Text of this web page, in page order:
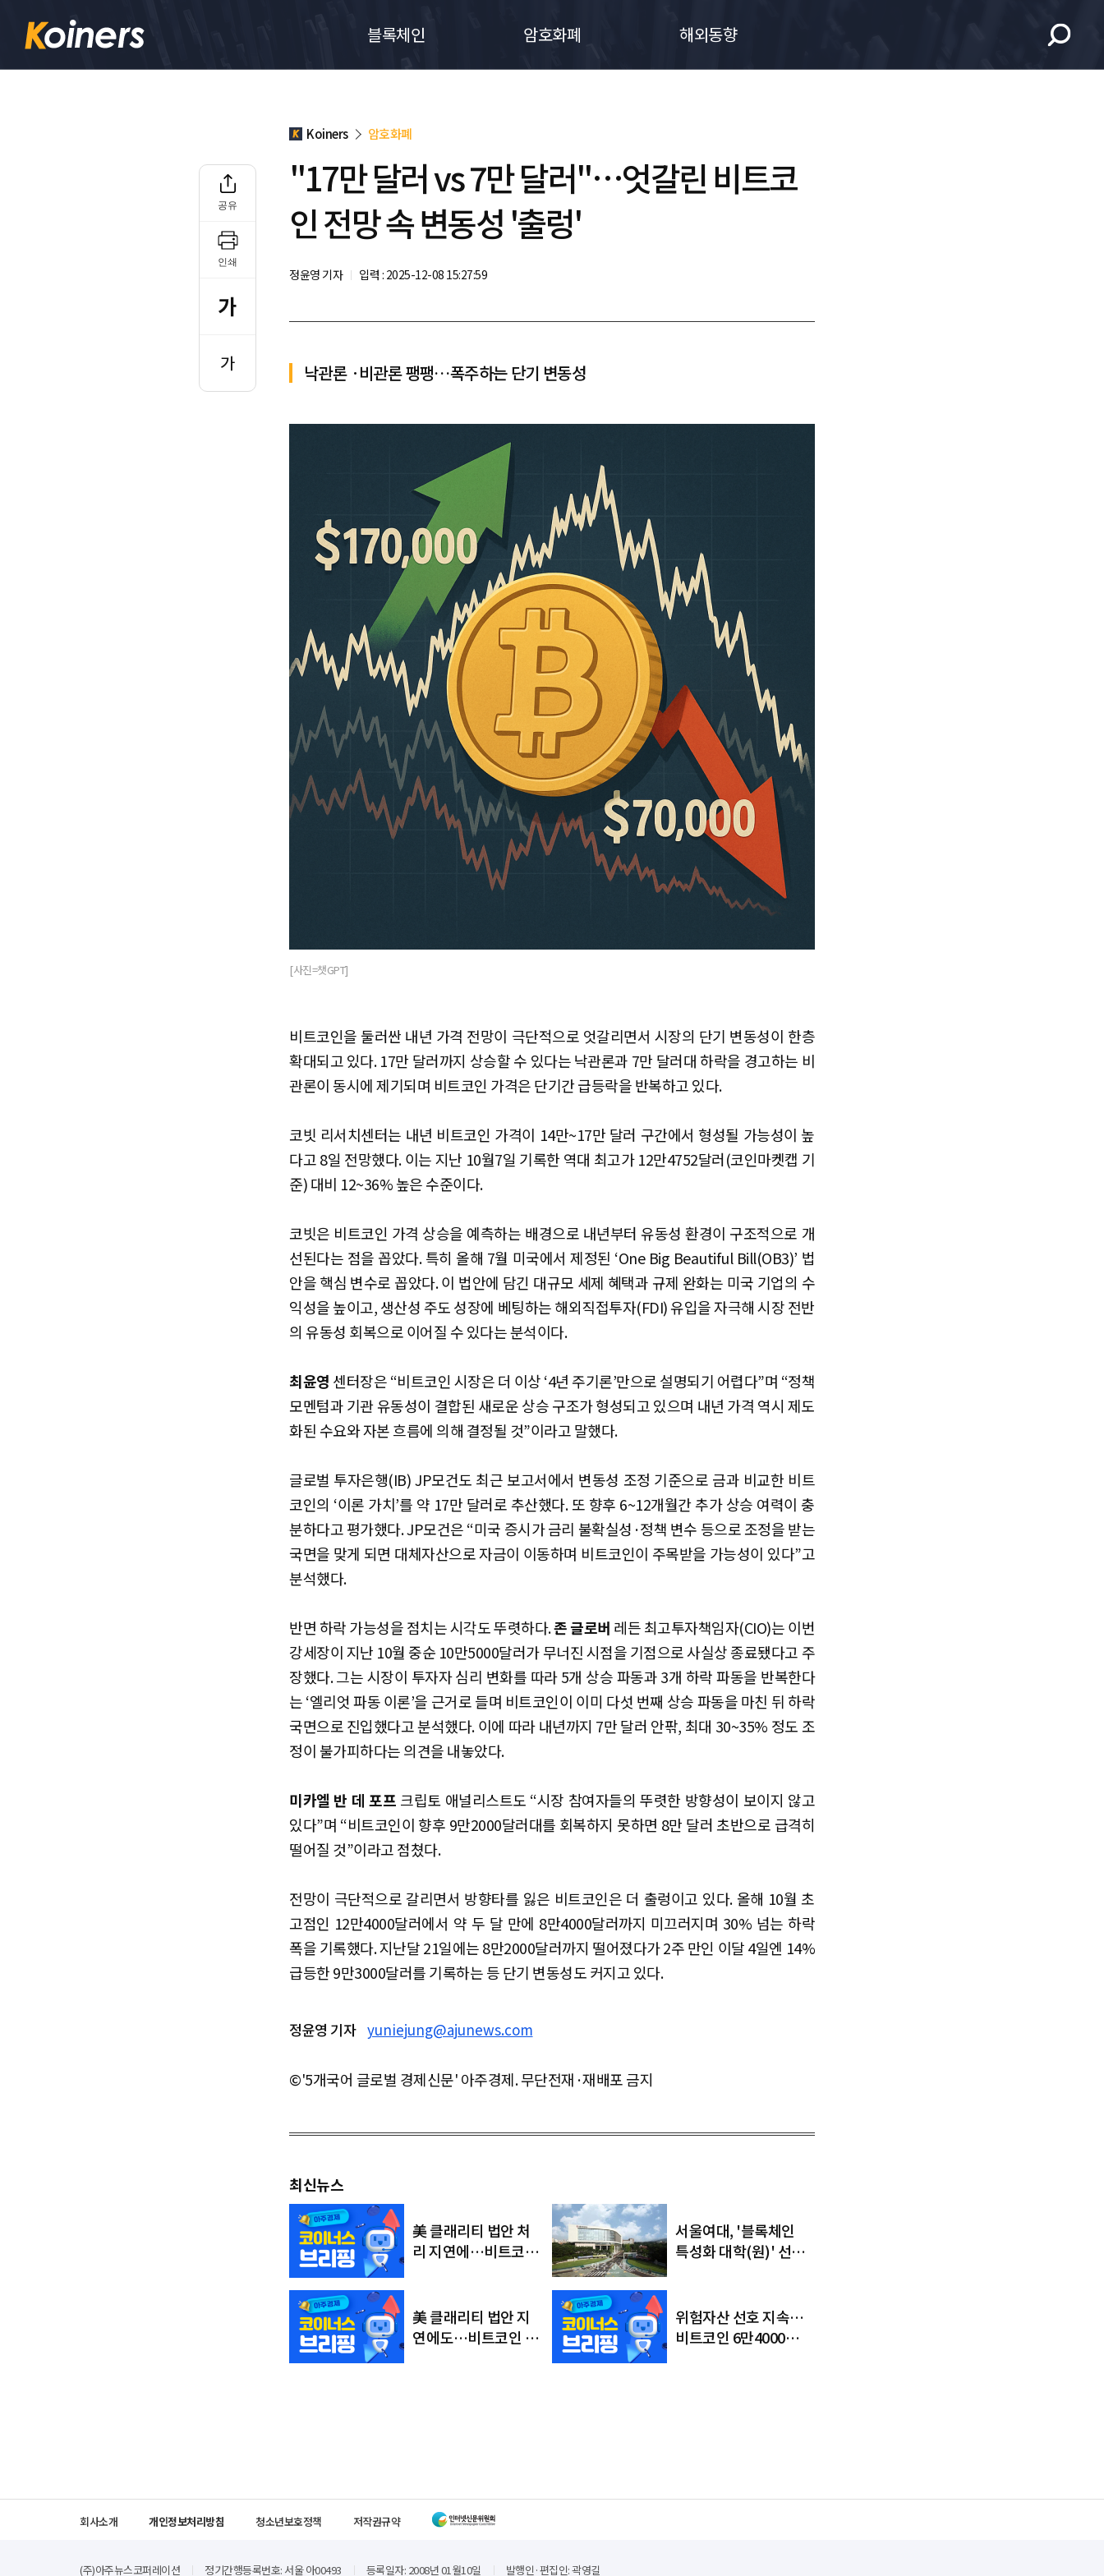
블록체인 암호화폐 해외동향
공유
인쇄
Koiners 암호화폐
"17만 달러 vs 7만 달러"…엇갈린 비트코
인 전망 속 변동성 '출렁'
정윤영 기자 입력 : 2025-12-08 15:27:59
낙관론 ·비관론 팽팽…폭주하는 단기 변동성
[사진=챗GPT]
비트코인을 둘러싼 내년 가격 전망이 극단적으로 엇갈리면서 시장의 단기 변동성이 한층
확대되고 있다. 17만 달러까지 상승할 수 있다는 낙관론과 7만 달러대 하락을 경고하는 비
관론이 동시에 제기되며 비트코인 가격은 단기간 급등락을 반복하고 있다.
코빗 리서치센터는 내년 비트코인 가격이 14만~17만 달러 구간에서 형성될 가능성이 높
다고 8일 전망했다. 이는 지난 10월7일 기록한 역대 최고가 12만4752달러(코인마켓캡 기
준) 대비 12~36% 높은 수준이다.
코빗은 비트코인 가격 상승을 예측하는 배경으로 내년부터 유동성 환경이 구조적으로 개
선된다는 점을 꼽았다. 특히 올해 7월 미국에서 제정된 ‘One Big Beautiful Bill(OB3)’ 법
안을 핵심 변수로 꼽았다. 이 법안에 담긴 대규모 세제 혜택과 규제 완화는 미국 기업의 수
익성을 높이고, 생산성 주도 성장에 베팅하는 해외직접투자(FDI) 유입을 자극해 시장 전반
의 유동성 회복으로 이어질 수 있다는 분석이다.
최윤영 센터장은 “비트코인 시장은 더 이상 ‘4년 주기론’만으로 설명되기 어렵다”며 “정책
모멘텀과 기관 유동성이 결합된 새로운 상승 구조가 형성되고 있으며 내년 가격 역시 제도
화된 수요와 자본 흐름에 의해 결정될 것”이라고 말했다.
글로벌 투자은행(IB) JP모건도 최근 보고서에서 변동성 조정 기준으로 금과 비교한 비트
코인의 ‘이론 가치’를 약 17만 달러로 추산했다. 또 향후 6~12개월간 추가 상승 여력이 충
분하다고 평가했다. JP모건은 “미국 증시가 금리 불확실성·정책 변수 등으로 조정을 받는
국면을 맞게 되면 대체자산으로 자금이 이동하며 비트코인이 주목받을 가능성이 있다”고
분석했다.
반면 하락 가능성을 점치는 시각도 뚜렷하다.존 글로버 레든 최고투자책임자(CIO)는 이번
강세장이 지난 10월 중순 10만5000달러가 무너진 시점을 기점으로 사실상 종료됐다고 주
장했다. 그는 시장이 투자자 심리 변화를 따라 5개 상승 파동과 3개 하락 파동을 반복한다
는 ‘엘리엇 파동 이론’을 근거로 들며 비트코인이 이미 다섯 번째 상승 파동을 마친 뒤 하락
국면으로 진입했다고 분석했다. 이에 따라 내년까지 7만 달러 안팎, 최대 30~35% 정도 조
정이 불가피하다는 의견을 내놓았다.
미카엘 반 데 포프 크립토 애널리스트도 “시장 참여자들의 뚜렷한 방향성이 보이지 않고
있다”며 “비트코인이 향후 9만2000달러대를 회복하지 못하면 8만 달러 초반으로 급격히
떨어질 것”이라고 점쳤다.
전망이 극단적으로 갈리면서 방향타를 잃은 비트코인은 더 출렁이고 있다. 올해 10월 초
고점인 12만4000달러에서 약 두 달 만에 8만4000달러까지 미끄러지며 30% 넘는 하락
폭을 기록했다. 지난달 21일에는 8만2000달러까지 떨어졌다가 2주 만인 이달 4일엔 14%
급등한 9만3000달러를 기록하는 등 단기 변동성도 커지고 있다.
정윤영 기자 yuniejung@ajunews.com
©'5개국어 글로벌 경제신문' 아주경제. 무단전재·재배포 금지
최신뉴스
美 클래리티 법안 처
리 지연에…비트코인
서울여대, '블록체인
특성화 대학(원)' 선
美 클래리티 법안 지
연에도…비트코인 6
위험자산 선호 지속…
비트코인 6만4000달
회사소개 개인정보처리방침 청소년보호정책 저작권규약
(주)아주뉴스코퍼레이션 정기간행등록번호: 서울 아00493 등록일자: 2008년 01월10일 발행인·편집인: 곽영길